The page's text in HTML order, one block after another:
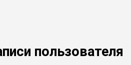
пользователя